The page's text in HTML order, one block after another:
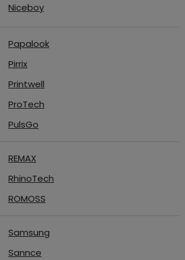
Niceboy
Papalook
Pirrix
Printwell
ProTech
PulsGo
REMAX
RhinoTech
ROMOSS
Samsung
Sannce